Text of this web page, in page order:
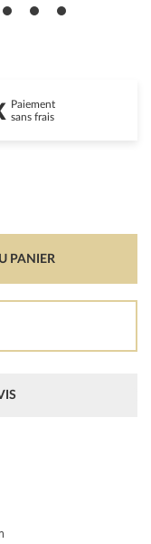
Paiement
sans frais
PANIER